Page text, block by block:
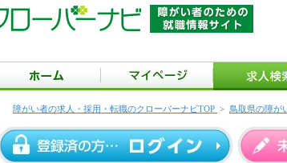
障がい者の求人・採用・転職のクローバーナビTOP > 鳥取県の障が